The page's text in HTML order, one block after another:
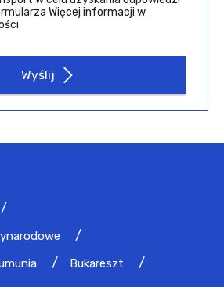
- Polska - Słowenia
- Polska - Walia
- Polska - Estonia
- Polska - Lichtenstein
- Polska - Łotwa
Więcej informacji w
Wyślij
Bukareszt